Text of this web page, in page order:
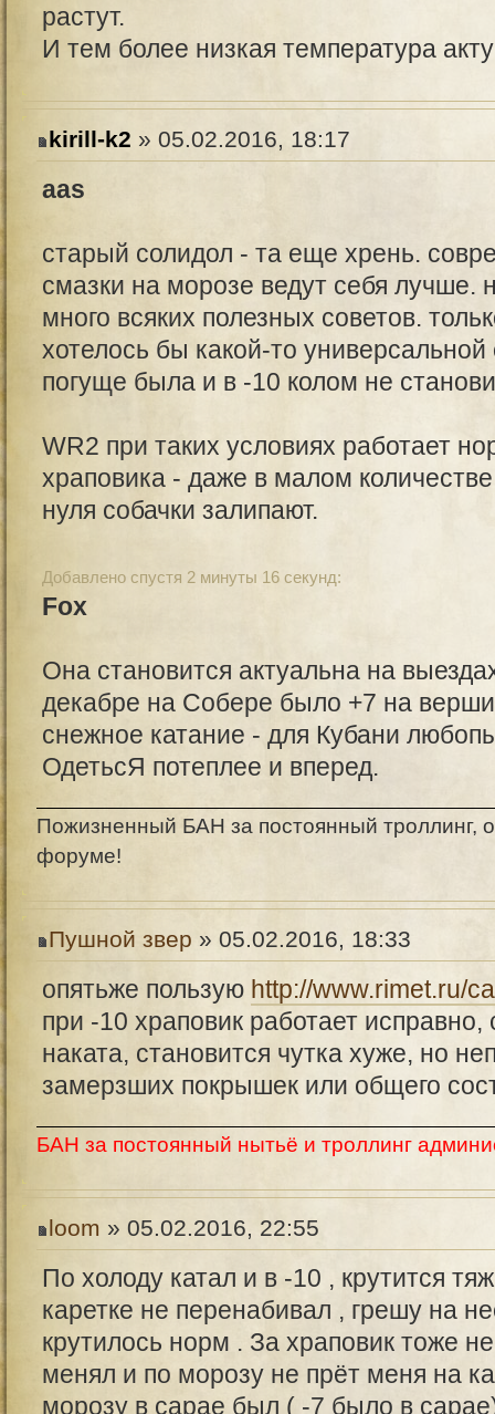
растут.
И тем более низкая температура
kirill-k2 » 05.02.2016, 18:17
aas
старый солидол - та еще хрень.
смазки на морозе ведут себя лучше.
много всяких полезных советов.
хотелось бы какой-то
погуще была и в -10 колом не
WR2 при таких условиях работает
храповика - даже в малом
нуля собачки залипают.
Добавлено спустя 2 минуты 16 секунд:
Fox
Она становится актуальна на
декабре на Собере было +7 на
снежное катание - для Кубани
ОдетьсЯ потеплее и вперед.
Пожизненный БАН за постоянный троллинг,
форуме!
Пушной звер » 05.02.2016, 18:33
опятьже пользую http://www.rimet.ru/
при -10 храповик работает исправно,
наката, становится чутка хуже, но
замерзших покрышек или общего
БАН за постоянный нытьё и троллинг
loom » 05.02.2016, 22:55
По холоду катал и в -10 , крутится
каретке не перенабивал , грешу на
крутилось норм . За храповик тоже
менял и по морозу не прёт меня на
морозу в сарае был ( -7 было в